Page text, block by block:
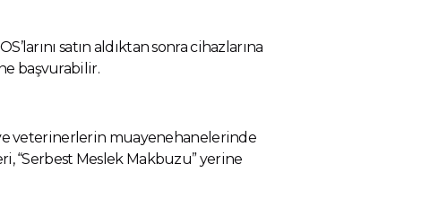
satın aldıktan sonra cihazlarına
başvurabilir.
veterinerlerin muayenehanelerinde
“Serbest Meslek Makbuzu” yerine